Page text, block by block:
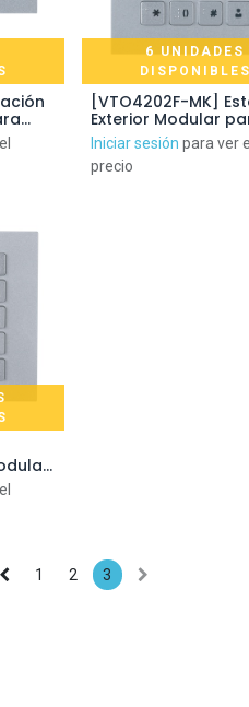
6 UNIDADES
DISPONIBLES
[VTO4202F-MK]
Exterior Modular
Videoportero IP
Teclado para
VTO4202F-X
Iniciar sesión para ver el
precio
con
1 2 3